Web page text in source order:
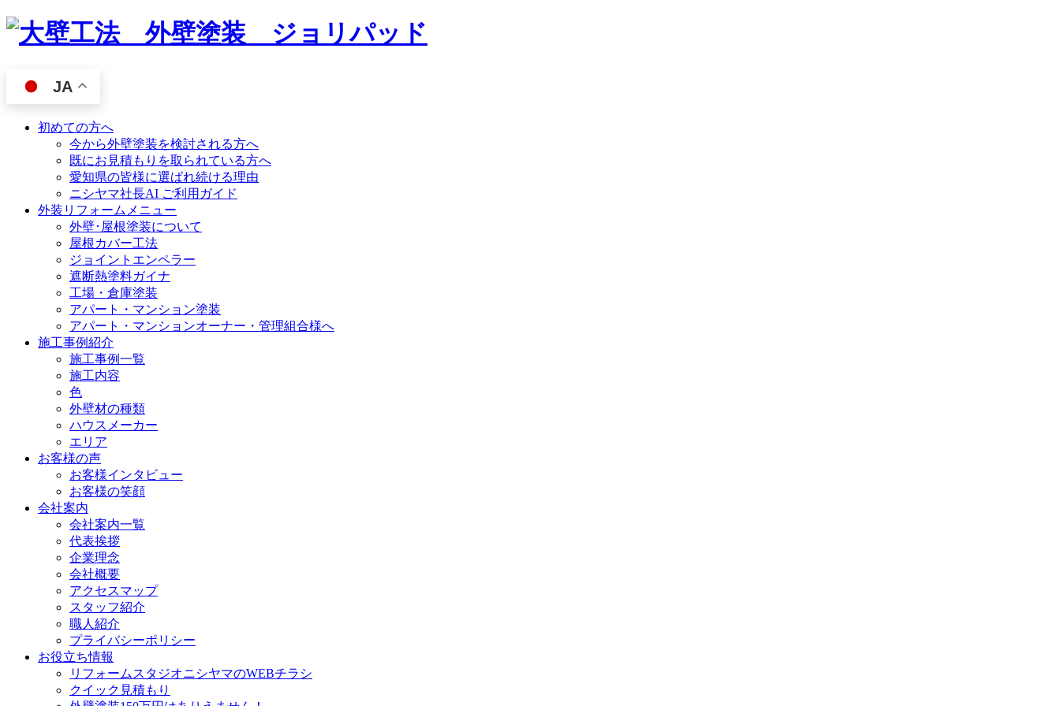
JA
初めての方へ
今から外壁塗装を検討される方へ
既にお見積もりを取られている方へ
愛知県の皆様に選ばれ続ける理由
ニシヤマ社長AI ご利用ガイド
外装リフォームメニュー
外壁･屋根塗装について
屋根カバー工法
ジョイントエンペラー
遮断熱塗料ガイナ
工場・倉庫塗装
アパート・マンション塗装
アパート・マンションオーナー・管理組合様へ
施工事例紹介
施工事例一覧
施工内容
色
外壁材の種類
ハウスメーカー
エリア
お客様の声
お客様インタビュー
お客様の笑顔
会社案内
会社案内一覧
代表挨拶
企業理念
会社概要
アクセスマップ
スタッフ紹介
職人紹介
プライバシーポリシー
お役立ち情報
リフォームスタジオニシヤマのWEBチラシ
クイック見積もり